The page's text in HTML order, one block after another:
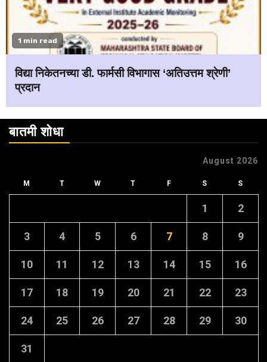
1 min read
विद्या निकेतनच्या डी. फार्मसी विभागास ‘अतिउत्तम श्रेणी’
प्रदान
बातमी शोधा
August 2026
M T W T F S S
1 2
3 4 5 6 7 8 9
10 11 12 13 14 15 16
17 18 19 20 21 22 23
24 25 26 27 28 29 30
31